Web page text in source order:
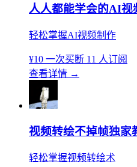
人人都能学会的AI视
轻松掌握AI视频制作
¥10 一次买断 11 人订阅
查看详情 →
视频转绘不掉帧独家
轻松掌握视频转绘术